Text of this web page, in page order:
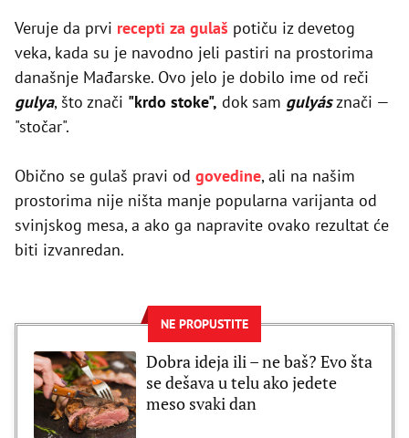
Veruje da prvi recepti za gulaš potiču iz devetog
veka, kada su je navodno jeli pastiri na prostorima
današnje Mađarske. Ovo jelo je dobilo ime od reči
gulya, što znači "krdo stoke", dok sam gulyásznači —
"stočar".
Obično se gulaš pravi od govedine, ali na našim
prostorima nije ništa manje popularna varijanta od
svinjskog mesa, a ako ga napravite ovako rezultat će
biti izvanredan.
NE PROPUSTITE
Dobra ideja ili – ne baš? Evo šta
se dešava u telu ako jedete
meso svaki dan